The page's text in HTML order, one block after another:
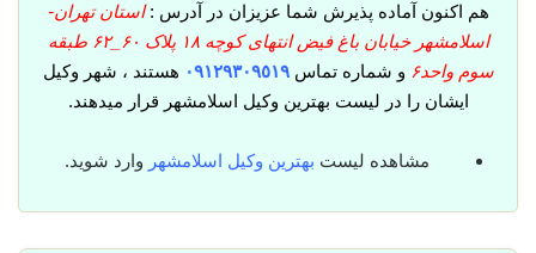
هم اکنون آماده پذیرش شما عزیزان در آدرس :استان تهران-
اسلامشهر خیابان باغ فیض انتهای کوچه ۱۸ پلاک ۶۰_۶۲ طبقه
سوم واحد۶
و شماره تماس٠٩١٢٩٣٠٩٥١٩ هستند ، شهر وکیل
ایشان را در لیست بهترین وکیل اسلامشهر قرار میدهند.
مشاهده لیست بهترین وکیل اسلامشهر وارد شوید.